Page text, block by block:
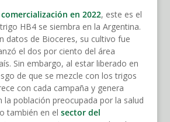
en 2022, este es el
HB4 se siembra en la Argentina.
datos de Bioceres, su cultivo fue
el dos por ciento del área
Sin embargo, al estar liberado en
de que se mezcle con los trigos
con cada campaña y genera
la población preocupada por la salud
también en el sector del